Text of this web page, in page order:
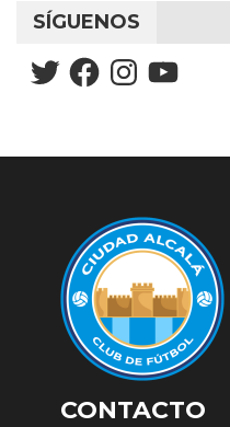
SÍGUENOS
TwitterFacebookInstagramYouTube
CONTACTO